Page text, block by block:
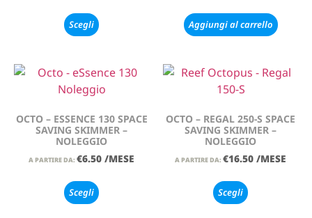
Scegli Aggiungi al carrello
OCTO – ESSENCE 130 SPACE
SAVING SKIMMER –
NOLEGGIO
A PARTIRE DA: €6.50 /MESE
Scegli
OCTO – REGAL 250-S SPACE
SAVING SKIMMER –
NOLEGGIO
A PARTIRE DA: €16.50 /MESE
Scegli